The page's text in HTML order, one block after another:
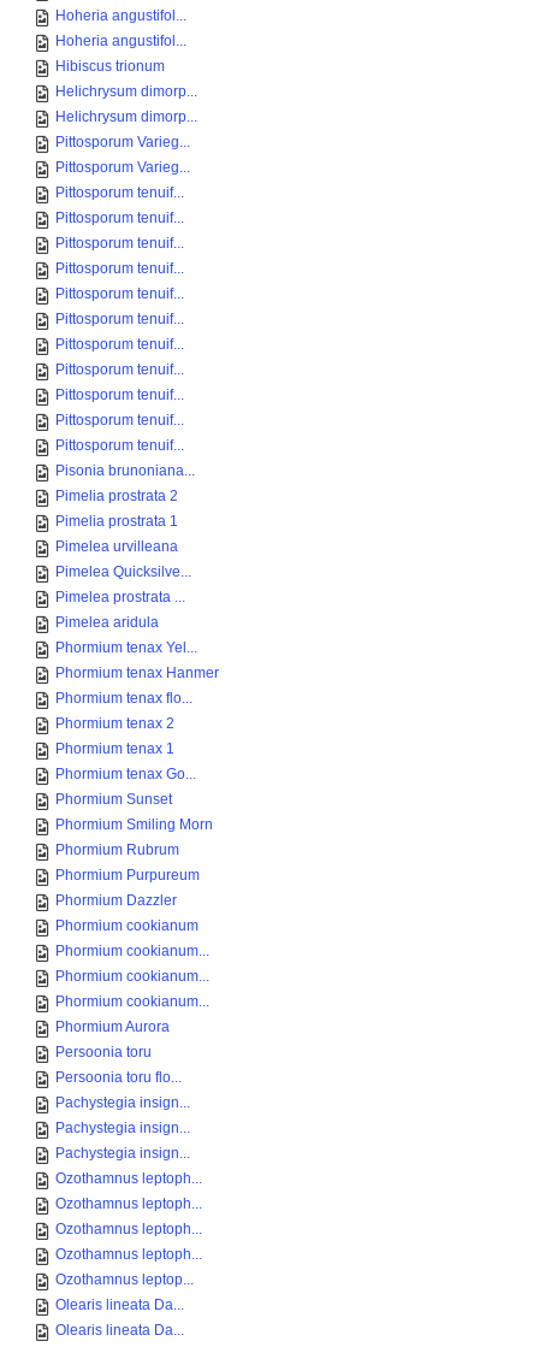
Hoheria angustifol...
Hoheria angustifol...
Hibiscus trionum
Helichrysum dimorp...
Helichrysum dimorp...
Pittosporum Varieg...
Pittosporum Varieg...
Pittosporum tenuif...
Pittosporum tenuif...
Pittosporum tenuif...
Pittosporum tenuif...
Pittosporum tenuif...
Pittosporum tenuif...
Pittosporum tenuif...
Pittosporum tenuif...
Pittosporum tenuif...
Pittosporum tenuif...
Pittosporum tenuif...
Pisonia brunoniana...
Pimelia prostrata 2
Pimelia prostrata 1
Pimelea urvilleana
Pimelea Quicksilve...
Pimelea prostrata ...
Pimelea aridula
Phormium tenax Yel...
Phormium tenax Hanmer
Phormium tenax flo...
Phormium tenax 2
Phormium tenax 1
Phormium tenax Go...
Phormium Sunset
Phormium Smiling Morn
Phormium Rubrum
Phormium Purpureum
Phormium Dazzler
Phormium cookianum
Phormium cookianum...
Phormium cookianum...
Phormium cookianum...
Phormium Aurora
Persoonia toru
Persoonia toru flo...
Pachystegia insign...
Pachystegia insign...
Pachystegia insign...
Ozothamnus leptoph...
Ozothamnus leptoph...
Ozothamnus leptoph...
Ozothamnus leptoph...
Ozothamnus leptop...
Olearis lineata Da...
Olearis lineata Da...